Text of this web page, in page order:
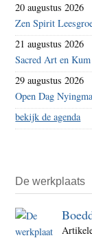
20 augustus 2026
Zen Spirit
21 augustus 2026
Sacred Art en
29 augustus 2026
Open Dag
bekijk de agenda
De werkplaats